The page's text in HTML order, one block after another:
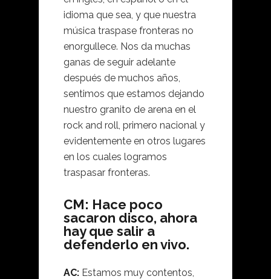
idioma que sea, y que nuestra
música traspase fronteras no
enorgullece. Nos da muchas
ganas de seguir adelante
después de muchos años,
sentimos que estamos dejando
nuestro granito de arena en el
rock and roll, primero nacional y
evidentemente en otros lugares
en los cuales logramos
traspasar fronteras.
CM: Hace poco
sacaron disco, ahora
hay que salir a
defenderlo en vivo.
AC: Estamos muy contentos,